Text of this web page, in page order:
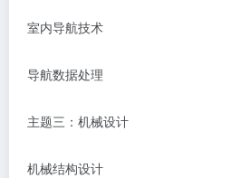
室内导航技术
导航数据处理
主题三：机械设计
机械结构设计